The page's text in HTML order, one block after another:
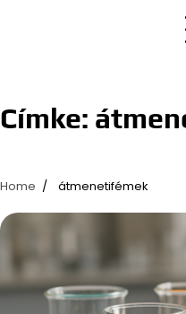
Címke:
Home átmenetifémek